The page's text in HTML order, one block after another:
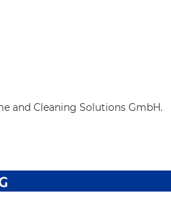
and Cleaning Solutions GmbH.